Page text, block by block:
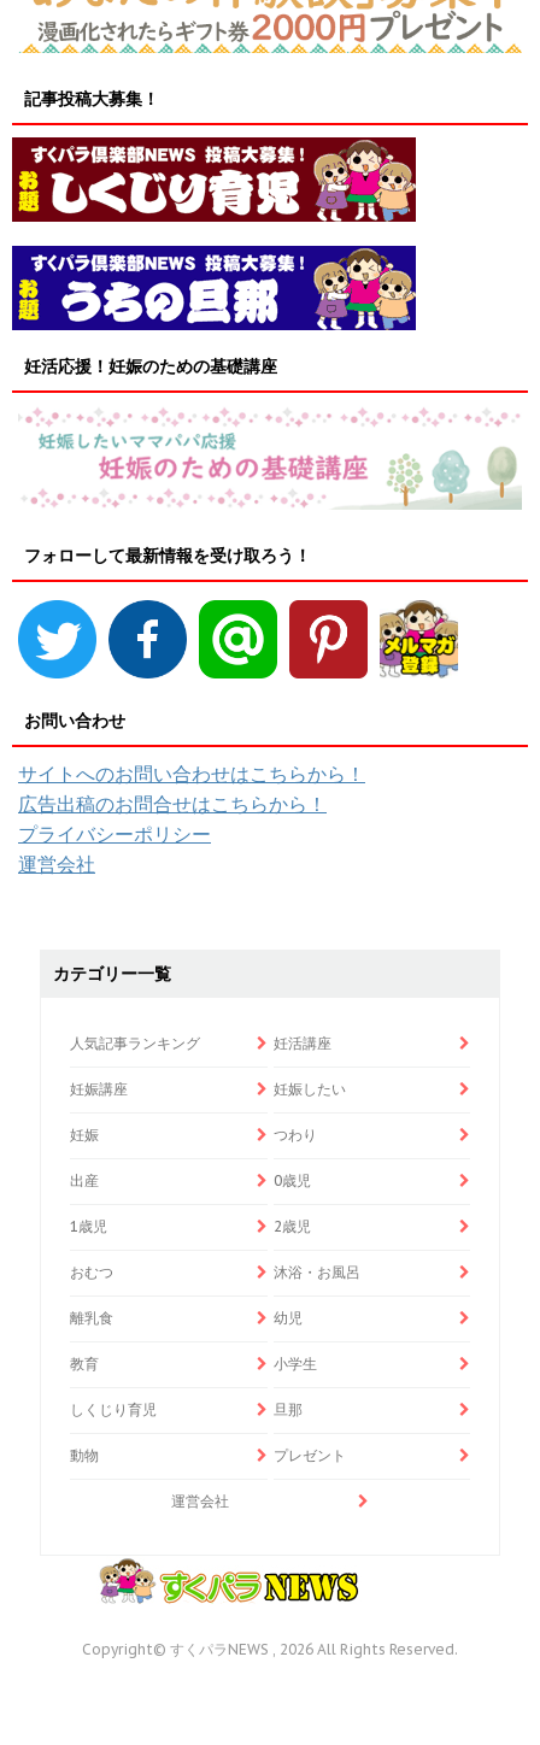
記事投稿大募集！
妊活応援！妊娠のための基礎講座
フォローして最新情報を受け取ろう！
お問い合わせ
サイトへのお問い合わせはこちらから！
広告出稿のお問合せはこちらから！
プライバシーポリシー
運営会社
カテゴリー一覧
人気記事ランキング 妊活講座
妊娠講座 妊娠したい
妊娠 つわり
出産 0歳児
1歳児 2歳児
おむつ 沐浴・お風呂
離乳食 幼児
教育 小学生
しくじり育児 旦那
動物 プレゼント
運営会社
Copyright© すくパラNEWS , 2026 All Rights Reserved.